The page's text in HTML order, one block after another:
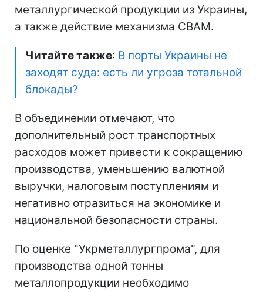
металлургической продукции из Украины,
а также действие механизма CBAM.
Читайте также: В порты Украины не
заходят суда: есть ли угроза тотальной
блокады?
В объединении отмечают, что
дополнительный рост транспортных
расходов может привести к сокращению
производства, уменьшению валютной
выручки, налоговым поступлениям и
негативно отразиться на экономике и
национальной безопасности страны.
По оценке "Укрметаллургпрома", для
производства одной тонны
металлопродукции необходимо